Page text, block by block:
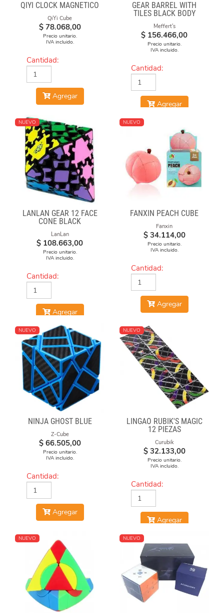
QIYI CLOCK MAGNÉTICO
QiYi Cube
$ 78.068,00
Precio unitario.
IVA incluido.
Cantidad:
Agregar
GEAR BARREL WITH
TILES BLACK BODY
Meffert's
$ 156.466,00
Precio unitario.
IVA incluido.
Cantidad:
Agregar
NUEVO
LANLAN GEAR 12 FACE
CONE BLACK
LanLan
$ 108.663,00
Precio unitario.
IVA incluido.
Cantidad:
Agregar
NUEVO
FANXIN PEACH CUBE
Fanxin
$ 34.114,00
Precio unitario.
IVA incluido.
Cantidad:
Agregar
NUEVO
NINJA GHOST BLUE
Z-Cube
$ 66.505,00
Precio unitario.
IVA incluido.
Cantidad:
Agregar
NUEVO
LINGAO RUBIK'S MAGIC
12 PIEZAS
Curubik
$ 32.133,00
Precio unitario.
IVA incluido.
Cantidad:
Agregar
NUEVO NUEVO